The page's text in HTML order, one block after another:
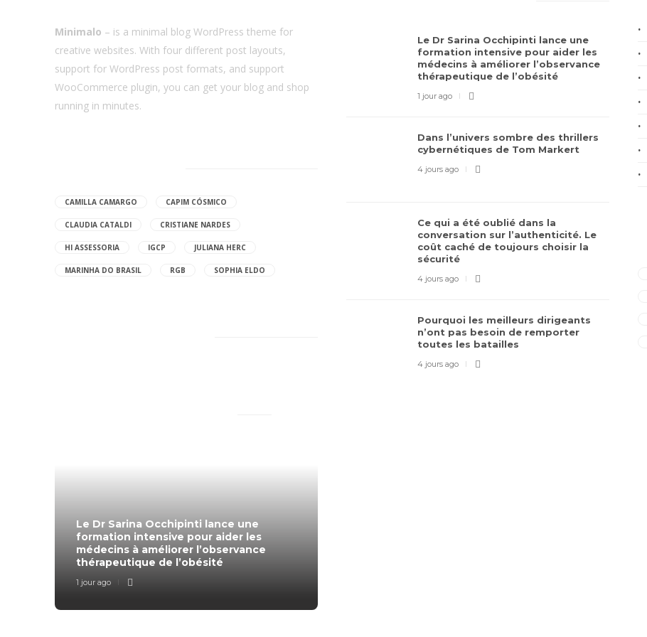
Minimalo – is a minimal blog WordPress theme for
creative websites. With four different post layouts,
support for WordPress post formats, and support
WooCommerce plugin, you can get your blog and shop
running in minutes.
CAMILLA CAMARGO CAPIM CÓSMICO
CLAUDIA CATALDI CRISTIANE NARDES
HI ASSESSORIA IGCP JULIANA HERC
MARINHA DO BRASIL RGB SOPHIA ELDO
Le Dr Sarina Occhipinti lance une
formation intensive pour aider les
médecins à améliorer l’observance
thérapeutique de l’obésité
1 jour ago
Le Dr Sarina Occhipinti lance une
formation intensive pour aider les
médecins à améliorer l’observance
thérapeutique de l’obésité
1 jour ago
Dans l’univers sombre des thrillers
cybernétiques de Tom Markert
4 jours ago
Ce qui a été oublié dans la
conversation sur l’authenticité. Le
coût caché de toujours choisir la
sécurité
4 jours ago
Pourquoi les meilleurs dirigeants
n’ont pas besoin de remporter
toutes les batailles
4 jours ago